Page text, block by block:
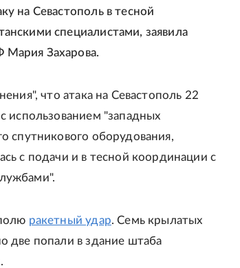
на Севастополь в тесной
специалистами, заявила
Захарова.
что атака на Севастополь 22
использованием "западных
спутникового оборудования,
с подачи и в тесной координации с
ракетный удар. Семь крылатых
две попали в здание штаба